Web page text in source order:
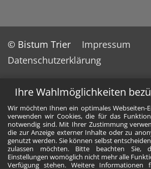
Ihre Wahlmöglichkeiten
Wir möchten Ihnen ein optimales Webseiten-
verwenden wir Cookies, die für das
notwendig sind. Mit Ihrer Zustimmung
die zur Anzeige externer Inhalte oder zu
genutzt werden. Sie können selbst
zulassen möchten. Bitte beachten Sie,
Einstellungen womöglich nicht mehr alle
Verfügung stehen. Weitere Informationen
© Bistum Trier
Impressum
Datenschutzerklärung